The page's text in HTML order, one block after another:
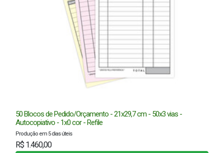
50 Blocos de Pedido/Orçamento - 21x29,7 cm - 50x3 vias -
Autocopiativo - 1x0 cor - Refile
Produção em 5 dias úteis
R$ 1.460,00